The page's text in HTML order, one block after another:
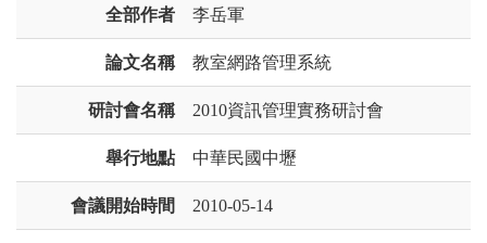
全部作者 李岳軍
論文名稱 教室網路管理系統
研討會名稱 2010資訊管理實務研討會
舉行地點 中華民國中壢
會議開始時間 2010-05-14